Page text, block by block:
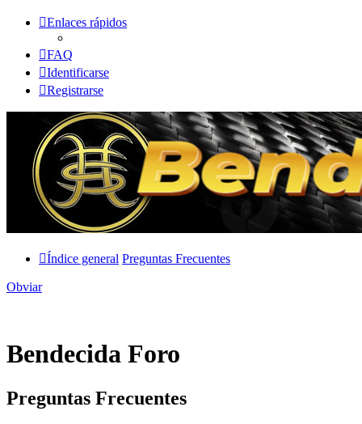
Enlaces rápidos
FAQ
Identificarse
Registrarse
Índice general Preguntas Frecuentes
Obviar
Bendecida Foro
Preguntas Frecuentes